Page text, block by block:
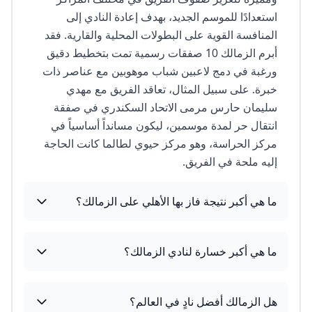
استعدادًا للموسم الجديد، بهدف إعادة النادي إلى
المنافسة القوية على البطولات المحلية والقارية. فقد
أبرم الزمالك 10 صفقات رسمية تمت بتخطيط دقيق
ورغبة في دمج لاعبين شباب موهوبين مع عناصر ذات
خبرة. على سبيل المثال، تعاقد الفريق مع مهدي
سليمان حارس مرمى الاتحاد السكندري في صفقة
انتقال حر لمدة موسمين، ليكون مسانداً أساسياً في
مركز الحراسة، وهو مركز حيوي لطالما كانت الحاجة
إليه ملحة في الفريق.
ما هي أكبر نتيجة فاز بها الأهلي على الزمالك؟
ما هي أكبر خسارة لنادي الزمالك؟
هل الزمالك أفضل نادٍ في العالم؟